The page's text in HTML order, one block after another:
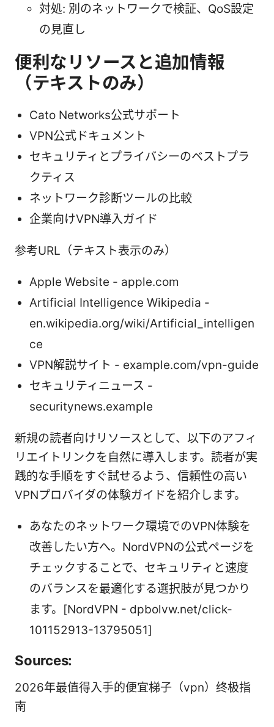
対処: 別のネットワークで検証、QoS設定
の見直し
便利なリソースと追加情報
（テキストのみ）
Cato Networks公式サポート
VPN公式ドキュメント
セキュリティとプライバシーのベストプラ
クティス
ネットワーク診断ツールの比較
企業向けVPN導入ガイド
参考URL（テキスト表示のみ）
Apple Website - apple.com
Artificial Intelligence Wikipedia -
en.wikipedia.org/wiki/Artificial_intelligen
ce
VPN解説サイト - example.com/vpn-guide
セキュリティニュース -
securitynews.example
新規の読者向けリソースとして、以下のアフィ
リエイトリンクを自然に導入します。読者が実
践的な手順をすぐ試せるよう、信頼性の高い
VPNプロバイダの体験ガイドを紹介します。
あなたのネットワーク環境でのVPN体験を
改善したい方へ。NordVPNの公式ページを
チェックすることで、セキュリティと速度
のバランスを最適化する選択肢が見つかり
ます。[NordVPN - dpbolvw.net/click-
101152913-13795051]
Sources:
2026年最值得入手的便宜梯子（vpn）终极指
南